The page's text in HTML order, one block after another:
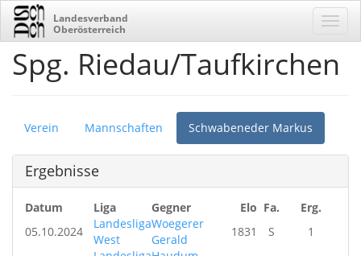
Landesverband
Oberösterreich
Spg. Riedau/Taufkirchen
Verein Mannschaften Schwabeneder Markus
Ergebnisse
Datum Liga Gegner Elo Fa.
Erg.
05.10.2024
Landesliga
West
Woegerer
Gerald
1831 S 1